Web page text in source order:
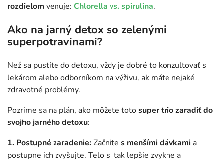
rozdielom venuje: Chlorella vs. spirulina.
Ako na jarný detox so zelenými
superpotravinami?
Než sa pustíte do detoxu, vždy je dobré to konzultovať s
lekárom alebo odborníkom na výživu, ak máte nejaké
zdravotné problémy.
Pozrime sa na plán, ako môžete totosuper trio zaradiť do
svojho jarného detoxu:
1. Postupné zaradenie:Začnite s menšími dávkami a
postupne ich zvyšujte. Telo si tak lepšie zvykne a